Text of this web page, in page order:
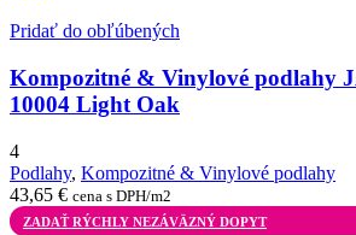
Pridať do obľúbených
Kompozitné & Vinylové podlahy
10004 Light Oak
4
Podlahy, Kompozitné & Vinylové podlahy
43,65 € cena s DPH/m2
ZADAŤ RÝCHLY NEZÁVÄZNÝ DOPYT